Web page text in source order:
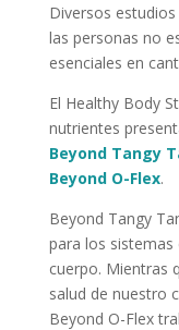
Diversos
las personas no
esenciales en
El Healthy Body
nutrientes
Beyond Tangy
Beyond O-Flex.
Beyond Tangy
para los
cuerpo. Mientras
salud de nuestro
Beyond O-Flex